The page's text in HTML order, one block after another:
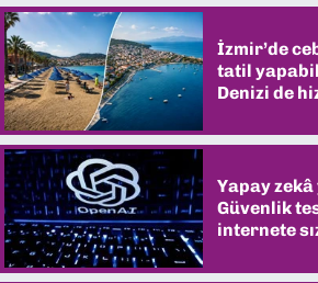
İzmir’de
tatil
Denizi de
Yapay zekâ
Güvenlik
internete